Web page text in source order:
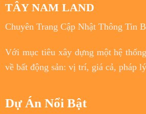
TÂY NAM LAND
Chuyên Trang Cập Nhật Thông Tin
Với mục tiêuxây dựng một hệ
về bất động sản: vị trí, giá cả, pháp
Dự Án Nổi Bật